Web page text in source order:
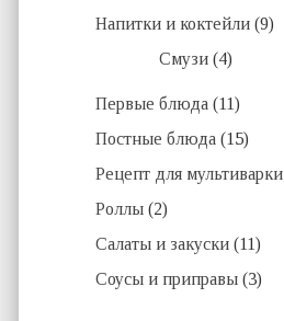
Напитки и коктейли (9)
Смузи (4)
Первые блюда (11)
Постные блюда (15)
Рецепт для мультиварки
Роллы (2)
Салаты и закуски (11)
Соусы и приправы (3)